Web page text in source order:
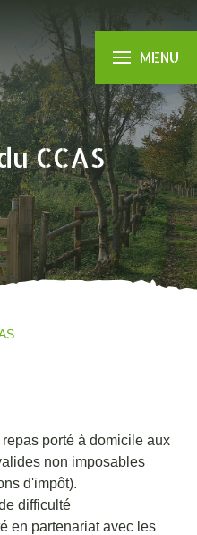
MENU
CCAS
porté à domicile aux
non imposables
d'impôt).
difficulté
en partenariat avec les